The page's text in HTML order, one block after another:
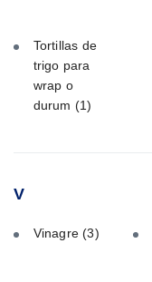
Tortillas de
trigo para
wrap o
durum (1)
V
Vinagre(3)